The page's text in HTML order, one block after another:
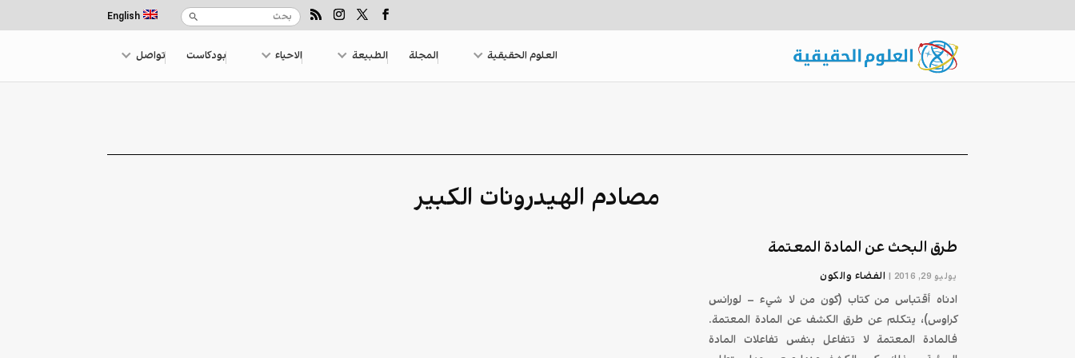
English
العلوم الحقيقية المجلة الطبيعة الاحياء بودكاست تواصل
مصادم الهيدرونات الكبير
طرق البحث عن المادة المعتمة
يوليو 29, 2016 | الفضاء والكون
ادناه أقتباس من كتاب (كون من لا شيء – لورانس
كراوس)، يتكلم عن طرق الكشف عن المادة المعتمة.
فالمادة المعتمة لا تتفاعل بنفس تفاعلات المادة